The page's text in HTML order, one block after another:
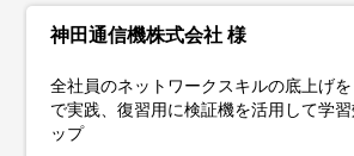
西部電気工業株式会社 様
ITに携わる社員のネットワークスキル
修プログラムに、実践的なノウハウ・
る「Net.Campus」を採用